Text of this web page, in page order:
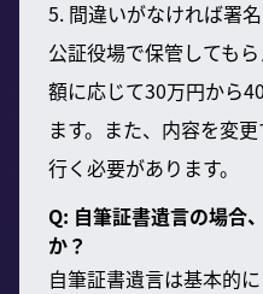
5. 間違いがなければ署
公証役場で保管しても
額に応じて30万円から
ます。また、内容を変
行く必要があります。
Q: 自筆証書遺言の場合
か？
自筆証書遺言は基本的